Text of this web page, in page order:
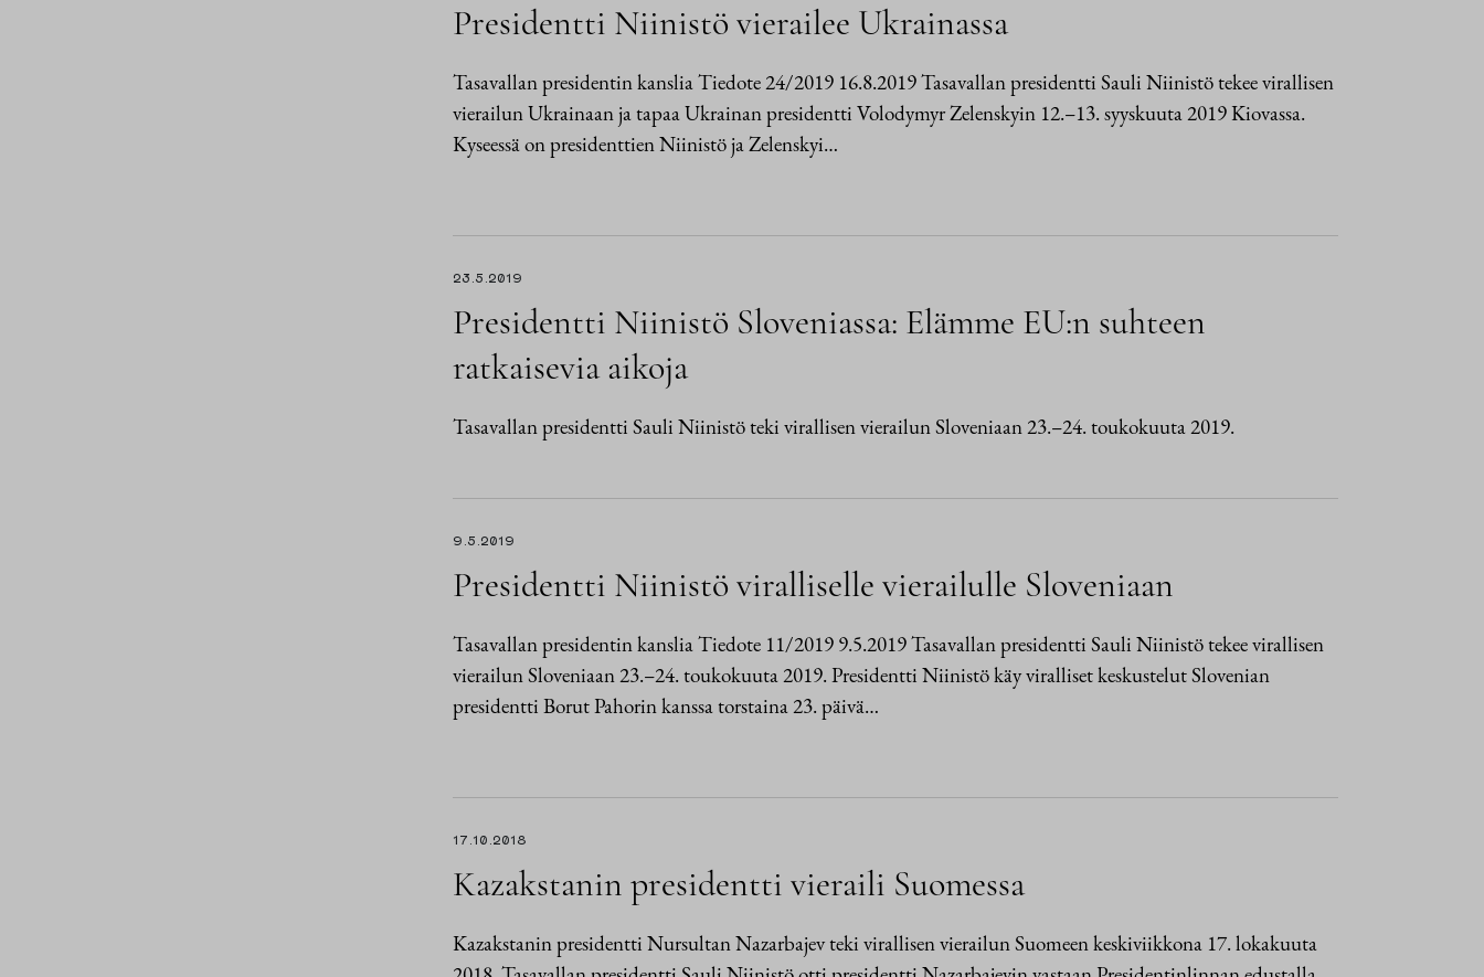
Presidentti Niinistö vierailee Ukrainassa
Tasavallan presidentin kanslia Tiedote 24/2019 16.8.2019 Tasavallan presidentti Sauli Niinistö tekee virallisen
vierailun Ukrainaan ja tapaa Ukrainan presidentti Volodymyr Zelenskyin 12.–13. syyskuuta 2019 Kiovassa.
Kyseessä on presidenttien Niinistö ja Zelenskyi…
23.5.2019
Presidentti Niinistö Sloveniassa: Elämme EU:n suhteen
ratkaisevia aikoja
Tasavallan presidentti Sauli Niinistö teki virallisen vierailun Sloveniaan 23.–24. toukokuuta 2019.
9.5.2019
Presidentti Niinistö viralliselle vierailulle Sloveniaan
Tasavallan presidentin kanslia Tiedote 11/2019 9.5.2019 Tasavallan presidentti Sauli Niinistö tekee virallisen
vierailun Sloveniaan 23.–24. toukokuuta 2019. Presidentti Niinistö käy viralliset keskustelut Slovenian
presidentti Borut Pahorin kanssa torstaina 23. päivä…
17.10.2018
Kazakstanin presidentti vieraili Suomessa
Kazakstanin presidentti Nursultan Nazarbajev teki virallisen vierailun Suomeen keskiviikkona 17. lokakuuta